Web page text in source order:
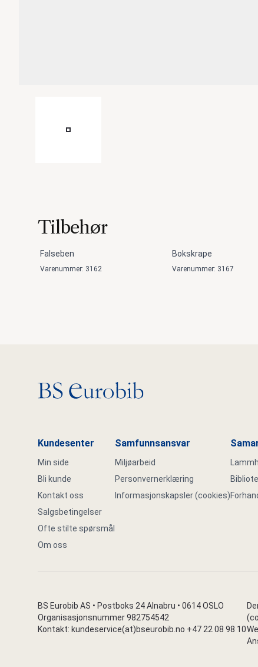
Tilbehør
Falseben
Varenummer: 3162
Bokskrape
Varenummer: 3167
Gå til hovedsiden
Kundesenter
Min side
Bli kunde
Kontakt oss
Salgsbetingelser
Ofte stilte spørsmål
Om oss
Samfunnsansvar
Miljøarbeid
Personvernerklæring
Informasjonskapsler (cookies)
BS Eurobib AS • Postboks 24 Alnabru • 0614 OSLO
Organisasjonsnummer 982754542
Kontakt: kundeservice(at)bseurobib.no +47 22 08 98 10